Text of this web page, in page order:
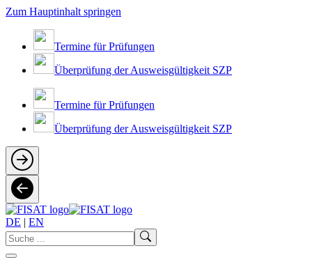
Zum Hauptinhalt springen
Termine für Prüfungen
Überprüfung der Ausweisgültigkeit SZP
Termine für Prüfungen
Überprüfung der Ausweisgültigkeit SZP
DE | EN